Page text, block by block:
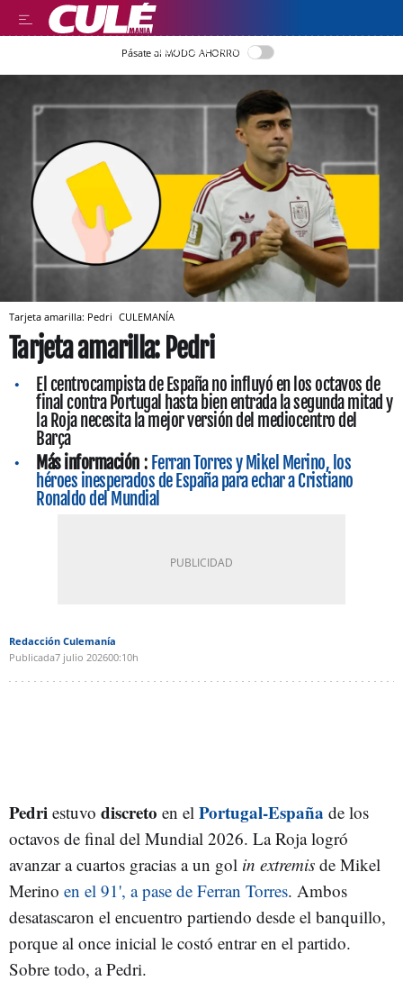
LLEGIR EN CATALÀ
Pásate al MODO AHORRO
Tarjeta amarilla: Pedri CULEMANÍA
Tarjeta amarilla: Pedri
El centrocampista de España no influyó en los octavos de
final contra Portugal hasta bien entrada la segunda mitad y
la Roja necesita la mejor versión del mediocentro del
Barça
Más información : Ferran Torres y Mikel Merino, los
héroes inesperados de España para echar a Cristiano
Ronaldo del Mundial
Redacción Culemanía
Publicada7 julio 202600:10h
Pedri estuvo discreto en el Portugal-España de los
octavos de final del Mundial 2026. La Roja logró
avanzar a cuartos gracias a un gol in extremis de Mikel
Merino en el 91', a pase de Ferran Torres. Ambos
desatascaron el encuentro partiendo desde el banquillo,
porque al once inicial le costó entrar en el partido.
Sobre todo, a Pedri.